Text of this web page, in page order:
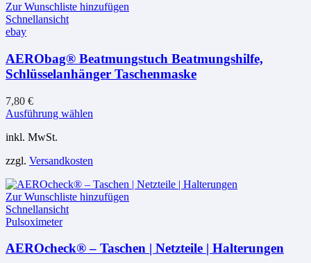
Zur Wunschliste hinzufügen
Schnellansicht
ebay
AERObag® Beatmungstuch Beatmungshilfe,
Schlüsselanhänger Taschenmaske
7,80 €
Ausführung wählen
Varianten
Die
Optionen
Produktseite
inkl. MwSt.
zzgl. Versandkosten
Zur Wunschliste hinzufügen
Schnellansicht
Pulsoximeter
AEROcheck® – Taschen | Netzteile | Halterungen